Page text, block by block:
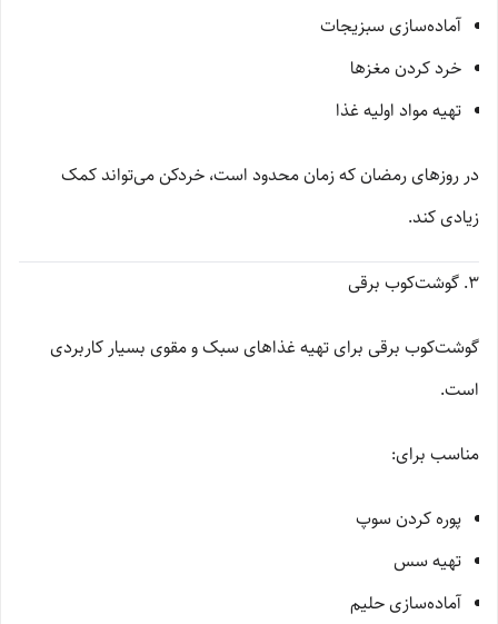
آماده‌سازی سبزیجات
خرد کردن مغزها
تهیه مواد اولیه غذا
در روزهای رمضان که زمان محدود است، خردکن می‌تواند کمک
زیادی کند.
3. گوشت‌کوب برقی
گوشت‌کوب برقی برای تهیه غذاهای سبک و مقوی بسیار کاربردی
است.
مناسب برای:
پوره کردن سوپ
تهیه سس
آماده‌سازی حلیم